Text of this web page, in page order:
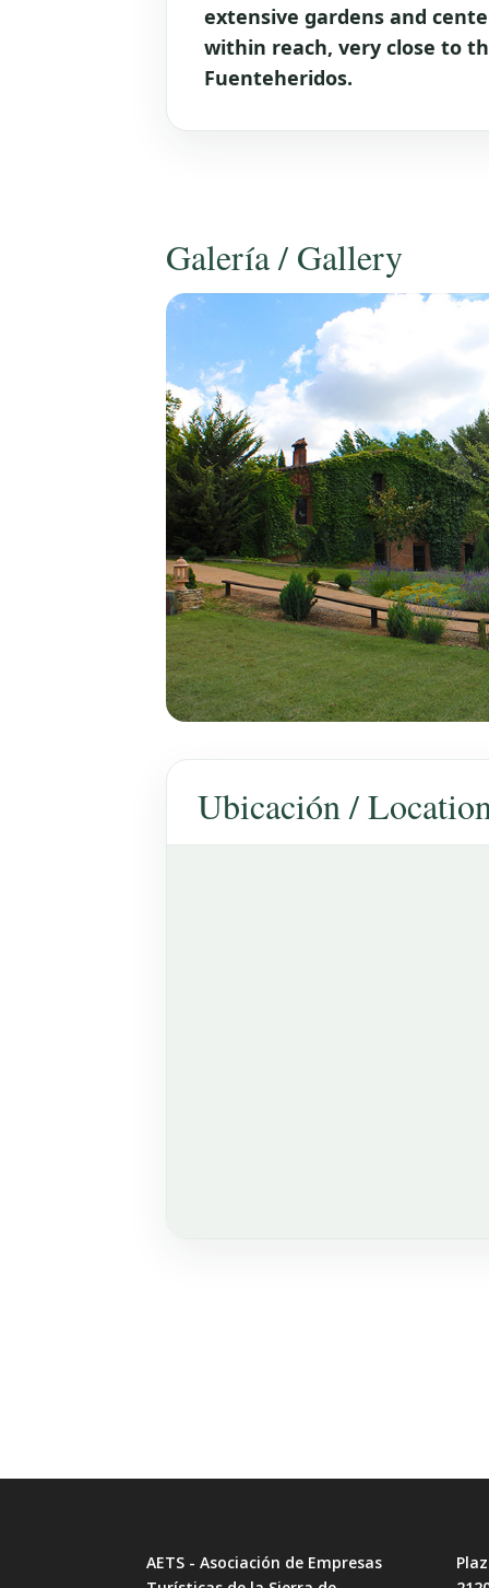
extensive gardens and
within reach, very close to
Fuenteheridos.
Galería / Gallery
Ubicación /
AETS - Asociación de Empresas